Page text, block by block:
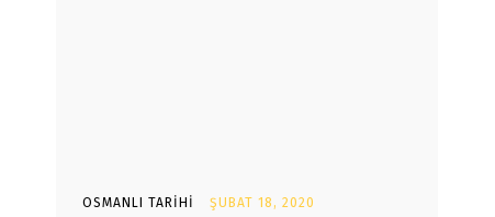
OSMANLI TARIHI ŞUBAT 18, 2020